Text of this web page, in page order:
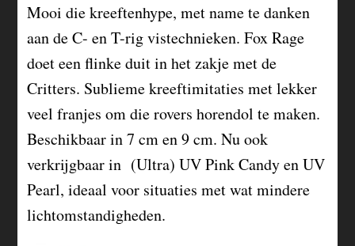
Mooi die kreeftenhype, met name te danken
aan de C- en T-rig vistechnieken. Fox Rage
doet een flinke duit in het zakje met de
Critters. Sublieme kreeftimitaties met lekker
veel franjes om die rovers horendol te maken.
Beschikbaar in 7 cm en 9 cm. Nu ook
verkrijgbaar in (Ultra) UV Pink Candy en UV
Pearl, ideaal voor situaties met wat mindere
lichtomstandigheden.